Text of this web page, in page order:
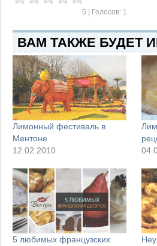
5 | Голосов: 1
ВАМ ТАКЖЕ БУДЕТ
Лимонный фестиваль в
Ментоне
12.02.2010
5 любимых французских